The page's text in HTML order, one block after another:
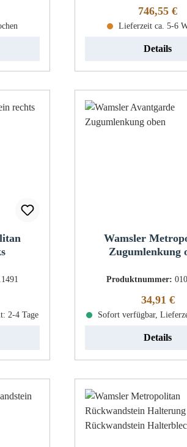
Regulärer
746,55 €
Lieferzeit ca. 5-6
Details
2-4 Tage
Wamsler
Zugumlenkung
Produktnummer:
Regulärer
34,91 €
Sofort verfügbar,
Details